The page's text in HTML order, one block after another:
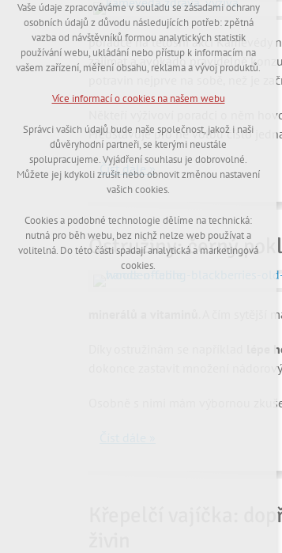
poradce na letošní akci Kamevédy
zajímat a avokádo pravidelně
potravin nejprve na sobě, než je
Někteří výživoví poradci o něm
Představuje pro ně volbu číslo
Číst dále »
Ostružiny: černý
. A čím sytější
lépe
dokonce zastavit množení
Osobně s nimi mám výbornou
Křepelčí vajíčka:
Technická cookies
nutná pro provozování webu
udržení kontextu stránek (session): případná
přihlášení, volby jazyka, apod.
Volitelná cookies
analytická pro anonymizované vyhodnocení
návštěvnosti
marketingová cookies (Google,Hotjar)
Více informací o cookies na našem webu
Přijmout všechny cookies
Odmítnout vše
Vaše údaje zpracováváme v souladu se zásadami ochrany
osobních údajů z důvodu následujících potřeb: zpětná
vazba od návštěvníků formou analytických statistik
používání webu, ukládání nebo přístup k informacím na
vašem zařízení, měření obsahu, reklama a vývoj produktů.
Více informací o cookies na našem webu
Správci vašich údajů bude naše společnost, jakož i naši
důvěryhodní partneři, se kterými neustále
spolupracujeme. Vyjádření souhlasu je dobrovolné.
Můžete jej kdykoli zrušit nebo obnovit změnou nastavení
vašich cookies.
Cookies a podobné technologie dělíme na technická:
nutná pro běh webu, bez nichž nelze web používat a
volitelná. Do této části spadají analytická a marketingová
cookies.